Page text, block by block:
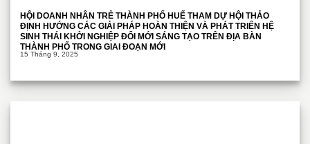
HỘI DOANH NHÂN TRẺ THÀNH PHỐ HUẾ THAM DỰ HỘI THẢO
ĐỊNH HƯỚNG CÁC GIẢI PHÁP HOÀN THIỆN VÀ PHÁT TRIỂN HỆ
SINH THÁI KHỞI NGHIỆP ĐỔI MỚI SÁNG TẠO TRÊN ĐỊA BÀN
THÀNH PHỐ TRONG GIAI ĐOẠN MỚI
15 Tháng 9, 2025